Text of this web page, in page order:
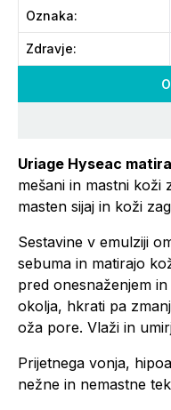
Uriage Hyseac
mešani in mastni koži
masten sijaj in koži
Sestavine v emulziji
sebuma in matirajo
pred onesnaženjem
okolja, hkrati pa
oža pore. Vlaži in
Prijetnega vonja,
nežne in nemastne
Oznaka:
Zdravje: